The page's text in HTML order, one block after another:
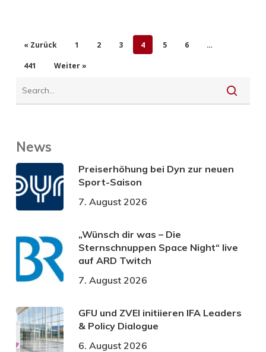
« Zurück 1 2 3 4 5 6 …
441 Weiter »
News
Preiserhöhung bei Dyn zur neuen
Sport-Saison
7. August 2026
„Wünsch dir was – Die
Sternschnuppen Space Night“ live
auf ARD Twitch
7. August 2026
GFU und ZVEI initiieren IFA Leaders
& Policy Dialogue
6. August 2026